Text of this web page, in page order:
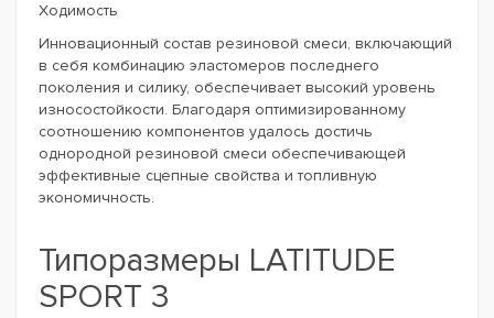
Ходимость
Инновационный состав резиновой смеси, включающий
в себя комбинацию эластомеров последнего
поколения и силику, обеспечивает высокий уровень
износостойкости. Благодаря оптимизированному
соотношению компонентов удалось достичь
однородной резиновой смеси обеспечивающей
эффективные сцепные свойства и топливную
экономичность.
Типоразмеры LATITUDE
SPORT 3